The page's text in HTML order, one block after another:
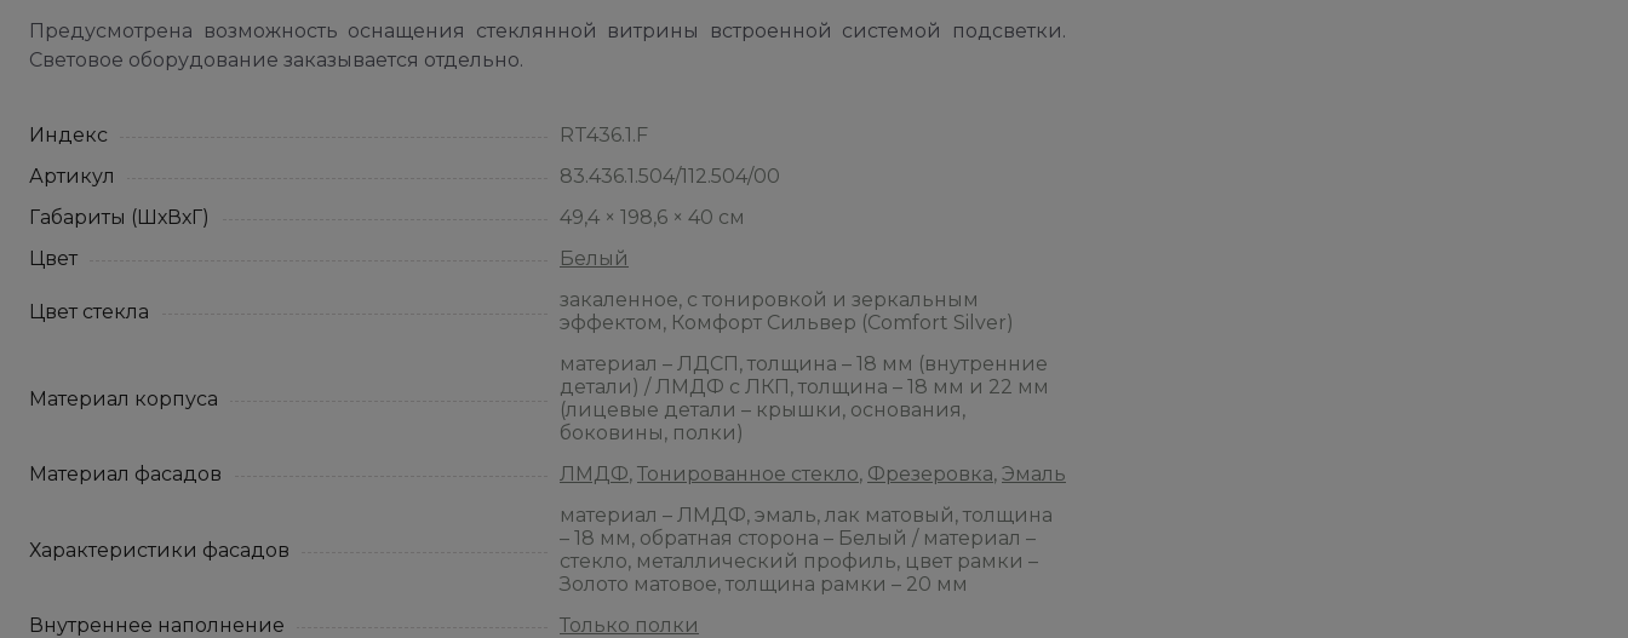
Предусмотрена возможность оснащения стеклянной витрины встроенной системой подсветки.
Световое оборудование заказывается отдельно.
Индекс
RT436.1.F
Артикул
83.436.1.504/112.504/00
Габариты (ШхВхГ)
49,4 × 198,6 × 40 см
Цвет
Белый
Цвет стекла
закаленное, с тонировкой и зеркальным
эффектом, Комфорт Сильвер (Comfort Silver)
Материал корпуса
материал – ЛДСП, толщина – 18 мм (внутренние
детали) / ЛМДФ с ЛКП, толщина – 18 мм и 22 мм
(лицевые детали – крышки, основания,
боковины, полки)
Материал фасадов
ЛМДФ, Тонированное стекло, Фрезеровка, Эмаль
Характеристики фасадов
материал – ЛМДФ, эмаль, лак матовый, толщина
– 18 мм, обратная сторона – Белый / материал –
стекло, металлический профиль, цвет рамки –
Золото матовое, толщина рамки – 20 мм
Внутреннее наполнение
Только полки